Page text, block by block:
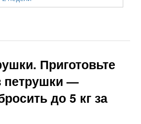
Приготовьте
петрушки —
до 5 кг за